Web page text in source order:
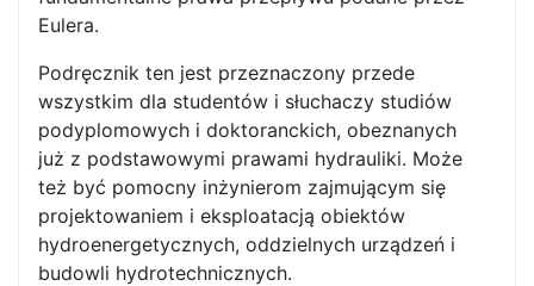
Eulera.
Podręcznik ten jest przeznaczony przede
wszystkim dla studentów i słuchaczy studiów
podyplo­mowych i doktoranckich, obeznanych
już z podstawowymi prawami hydrauliki. Może
też być pomocny inżynierom zajmującym się
projektowaniem i eksploatacją obiektów
hydroenergetycznych, oddzielnych urządzeń i
budowli hydrotechnicznych.